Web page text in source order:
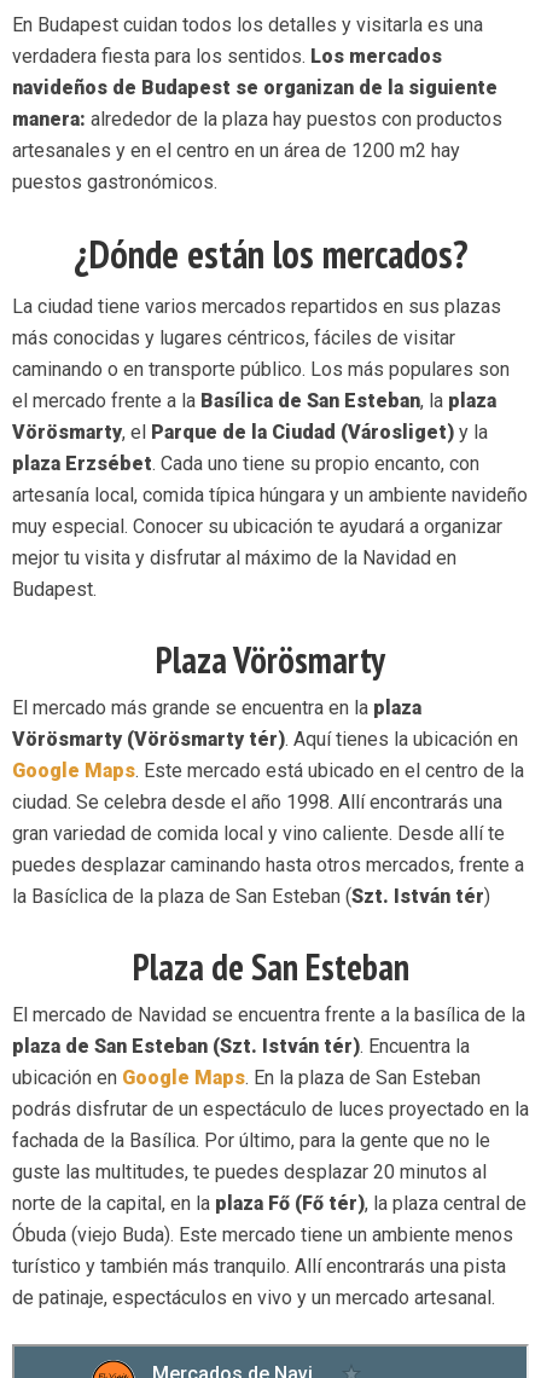
En Budapest cuidan todos los detalles y visitarla es una
verdadera fiesta para los sentidos. Los mercados
navideños de Budapest se organizan de la siguiente
manera: alrededor de la plaza hay puestos con productos
artesanales y en el centro en un área de 1200 m2 hay
puestos gastronómicos.
¿Dónde están los mercados?
La ciudad tiene varios mercados repartidos en sus plazas
más conocidas y lugares céntricos, fáciles de visitar
caminando o en transporte público. Los más populares son
el mercado frente a la Basílica de San Esteban, la plaza
Vörösmarty, el Parque de la Ciudad (Városliget) y la
plaza Erzsébet. Cada uno tiene su propio encanto, con
artesanía local, comida típica húngara y un ambiente navideño
muy especial. Conocer su ubicación te ayudará a organizar
mejor tu visita y disfrutar al máximo de la Navidad en
Budapest.
Plaza Vörösmarty
El mercado más grande se encuentra en la plaza
Vörösmarty (Vörösmarty tér). Aquí tienes la ubicación en
Google Maps. Este mercado está ubicado en el centro de la
ciudad. Se celebra desde el año 1998. Allí encontrarás una
gran variedad de comida local y vino caliente. Desde allí te
puedes desplazar caminando hasta otros mercados, frente a
la Basíclica de la plaza de San Esteban (Szt. István tér)
Plaza de San Esteban
El mercado de Navidad se encuentra frente a la basílica de la
plaza de San Esteban (Szt. István tér). Encuentra la
ubicación en Google Maps. En la plaza de San Esteban
podrás disfrutar de un espectáculo de luces proyectado en la
fachada de la Basílica. Por último, para la gente que no le
guste las multitudes, te puedes desplazar 20 minutos al
norte de la capital, en la plaza Fő (Fő tér), la plaza central de
Óbuda (viejo Buda). Este mercado tiene un ambiente menos
turístico y también más tranquilo. Allí encontrarás una pista
de patinaje, espectáculos en vivo y un mercado artesanal.